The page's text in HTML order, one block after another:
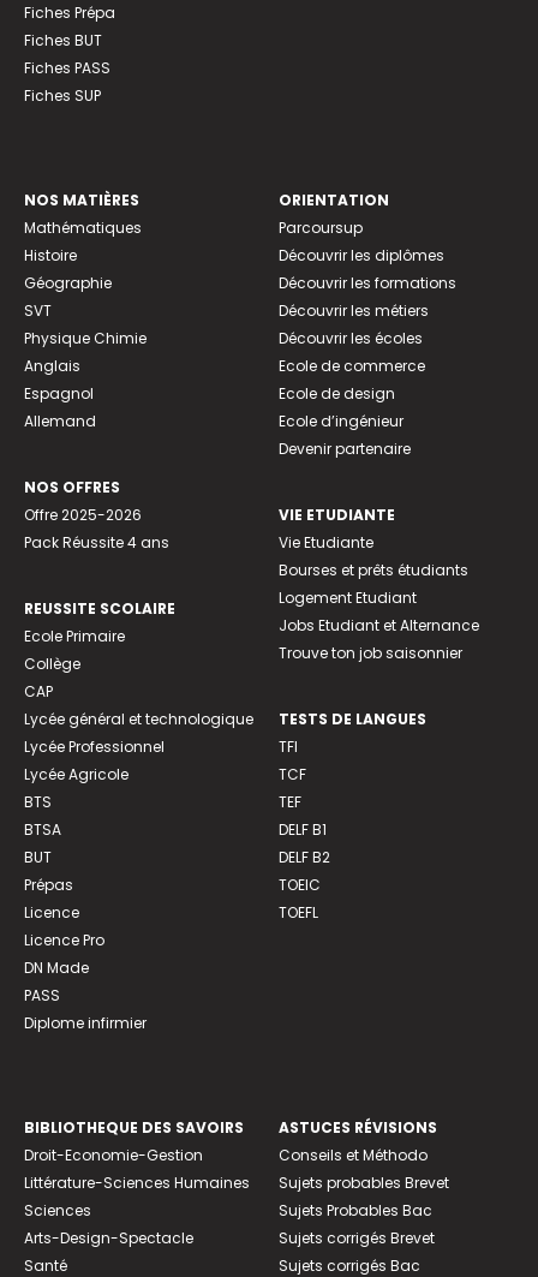
Fiches Prépa
Fiches BUT
Fiches PASS
Fiches SUP
NOS MATIÈRES
Mathématiques
Histoire
Géographie
SVT
Physique Chimie
Anglais
Espagnol
Allemand
NOS OFFRES
Offre 2025-2026
Pack Réussite 4 ans
REUSSITE SCOLAIRE
Ecole Primaire
Collège
CAP
Lycée général et technologique
Lycée Professionnel
Lycée Agricole
BTS
BTSA
BUT
Prépas
Licence
Licence Pro
DN Made
PASS
Diplome infirmier
ORIENTATION
Parcoursup
Découvrir les diplômes
Découvrir les formations
Découvrir les métiers
Découvrir les écoles
Ecole de commerce
Ecole de design
Ecole d’ingénieur
Devenir partenaire
VIE ETUDIANTE
Vie Etudiante
Bourses et prêts étudiants
Logement Etudiant
Jobs Etudiant et Alternance
Trouve ton job saisonnier
TESTS DE LANGUES
TFI
TCF
TEF
DELF B1
DELF B2
TOEIC
TOEFL
BIBLIOTHEQUE DES SAVOIRS
Droit-Economie-Gestion
Littérature-Sciences Humaines
Sciences
Arts-Design-Spectacle
Santé
ASTUCES RÉVISIONS
Conseils et Méthodo
Sujets probables Brevet
Sujets Probables Bac
Sujets corrigés Brevet
Sujets corrigés Bac